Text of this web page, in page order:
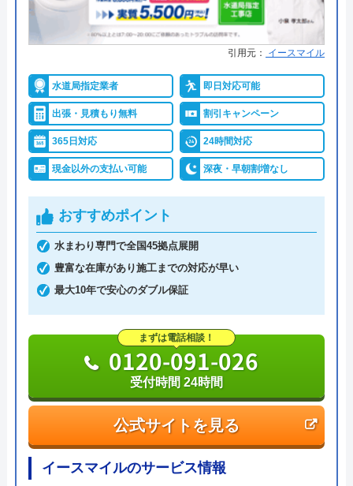
引用元： イースマイル
水道局指定業者 即日対応可能
出張・見積もり無料 割引キャンペーン
365日対応 24時間対応
現金以外の支払い可能 深夜・早朝割増なし
おすすめポイント
水まわり専門で全国45拠点展開
豊富な在庫があり施工までの対応が早い
最大10年で安心のダブル保証
公式サイトを見る
まずは電話相談！
0120-091-026
受付時間 24時間
イースマイルのサービス情報